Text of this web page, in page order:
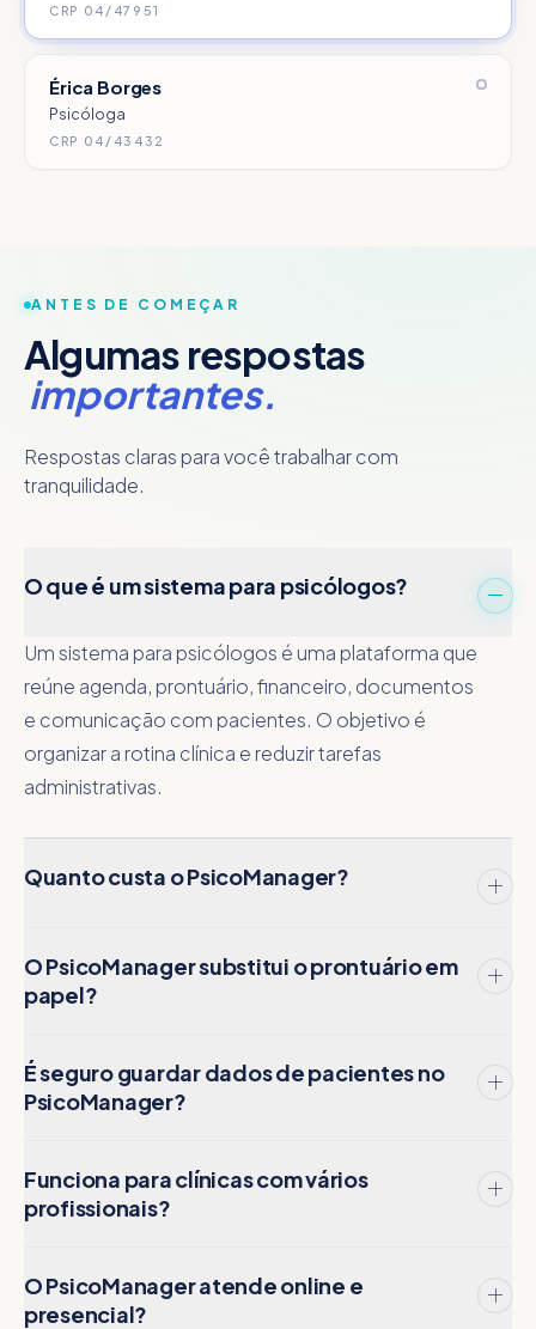
CRP 04/47951
Érica Borges
Psicóloga
CRP 04/43432
ANTES DE COMEÇAR
Algumas respostas
importantes.
Respostas claras para você trabalhar com
tranquilidade.
O que é um sistema para psicólogos?
Um sistema para psicólogos é uma plataforma que
reúne agenda, prontuário, financeiro, documentos
e comunicação com pacientes. O objetivo é
organizar a rotina clínica e reduzir tarefas
administrativas.
Quanto custa o PsicoManager?
O PsicoManager substitui o prontuário em
papel?
É seguro guardar dados de pacientes no
PsicoManager?
Funciona para clínicas com vários
profissionais?
O PsicoManager atende online e
presencial?